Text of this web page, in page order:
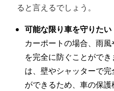
ると言えるでしょう。
可能な限り車を守りたい
カーポートの場合、雨
を完全に防ぐことがで
は、壁やシャッターで
ができるため、車の保